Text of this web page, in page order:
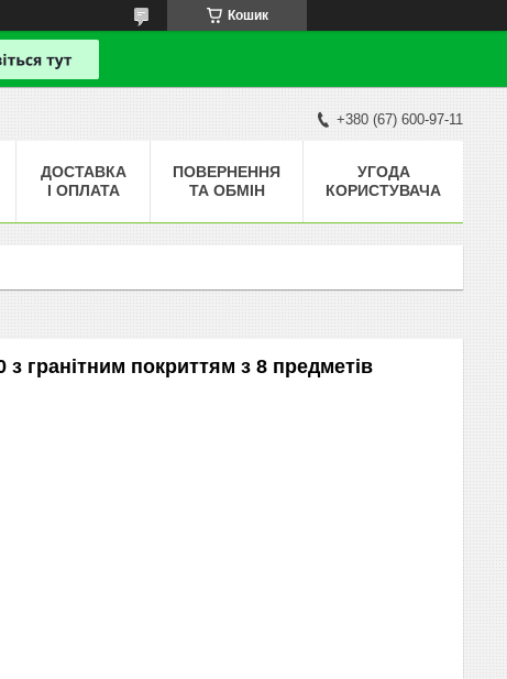
Кошик
+380 (67) 600-97-11
ДОСТАВКА
І ОПЛАТА
ПОВЕРНЕННЯ
ТА ОБМІН
УГОДА
КОРИСТУВАЧА
гранітним покриттям з 8 предметів